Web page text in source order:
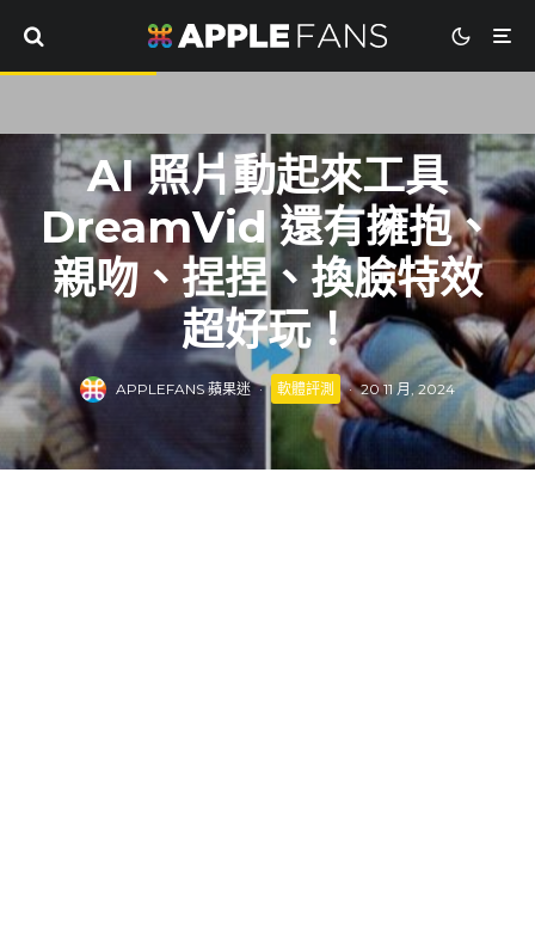
AI 照片動起來工具
DreamVid 還有擁抱、
親吻、捏捏、換臉特效
超好玩！
APPLEFANS 蘋果迷 · 軟體評測 · 20 11 月, 2024